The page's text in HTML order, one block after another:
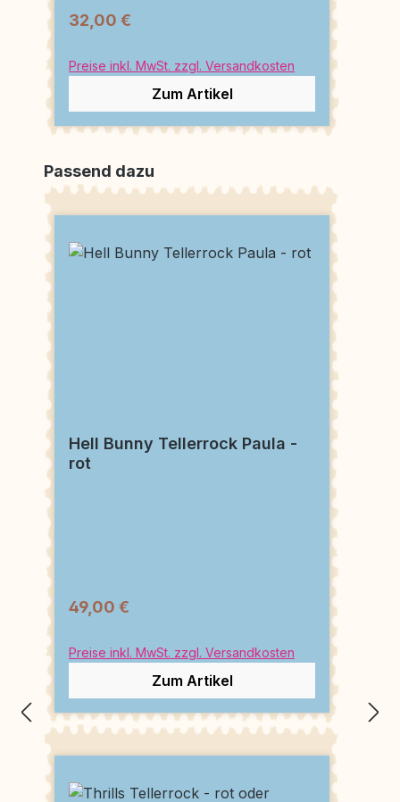
32,00 €
Preise inkl. MwSt. zzgl. Versandkosten
Zum Artikel
Produktgalerie überspringen
Passend dazu
Hell Bunny Tellerrock Paula -
rot
49,00 €
Preise inkl. MwSt. zzgl. Versandkosten
Zum Artikel